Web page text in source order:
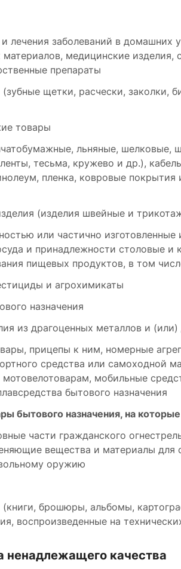
лечения заболеваний в домашних
материалов, медицинские
препараты
щетки, расчески, заколки,
товары
льняные, шелковые,
тесьма, кружево и др.),
пленка, ковровые
(изделия швейные и
или частично
и принадлежности столовые и
пищевых продуктов, в том
и агрохимикаты
назначения
из драгоценных металлов и
прицепы к ним, номерные
средства или
мобильные
бытового назначения
бытового назначения, на
части гражданского
вещества и материалы для
оружию
брошюры, альбомы,
воспроизведенные на
ненадлежащего качества